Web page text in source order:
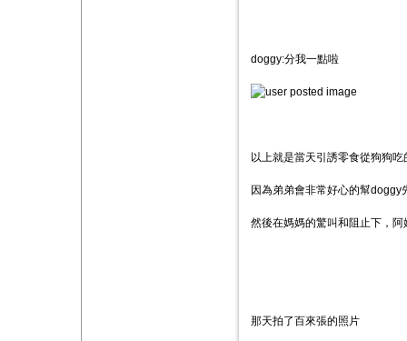
doggy:分我一點啦
以上就是當天引誘零食從狗狗
因為弟弟會非常好心的幫doggy
然後在媽媽的驚叫和阻止下，
那天拍了百來張的照片